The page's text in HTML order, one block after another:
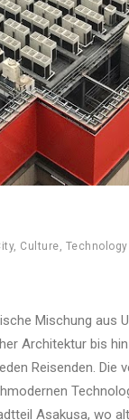
, Culture Technology
Mischung aus
Architektur bis
Reisenden. Die
Asakusa, wo